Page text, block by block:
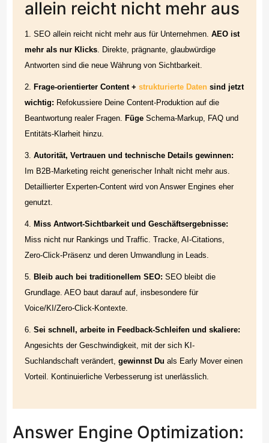
Was sind die wichtigsten Erkenntnisse bezüglich AEO
bezüglich des B2B Marketings?
Fazit: AEO ist nicht die Zukunft — sie ist die Gegenwart
allein reicht nicht mehr aus
SEO allein reicht nicht mehr aus für Unternehmen. AEO ist
mehr als nur Klicks. Direkte, prägnante, glaubwürdige
Antworten sind die neue Währung von Sichtbarkeit.
Frage-orientierter Content + strukturierte Datensind jetzt
wichtig: Refokussiere Deine Content-Produktion auf die
Beantwortung realer Fragen. FügeSchema-Markup, FAQ und
Entitäts-Klarheit hinzu.
Autorität, Vertrauen und technische Details gewinnen:
Im B2B-Marketing reicht generischer Inhalt nicht mehr aus.
Detaillierter Experten-Content wird von Answer Engines eher
genutzt.
Miss Antwort-Sichtbarkeit und Geschäftsergebnisse:
Miss nicht nur Rankings und Traffic. Tracke, AI-Citations,
Zero-Click-Präsenz und deren Umwandlung in Leads.
Bleib auch bei traditionellem SEO: SEO bleibt die
Grundlage. AEO baut darauf auf, insbesondere für
Voice/KI/Zero-Click-Kontexte.
Sei schnell, arbeite in Feedback-Schleifen und skaliere:
Angesichts der Geschwindigkeit, mit der sich KI-
Suchlandschaft verändert, gewinnst Du als Early Mover einen
Vorteil. Kontinuierliche Verbesserung ist unerlässlich.
Answer Engine Optimization: